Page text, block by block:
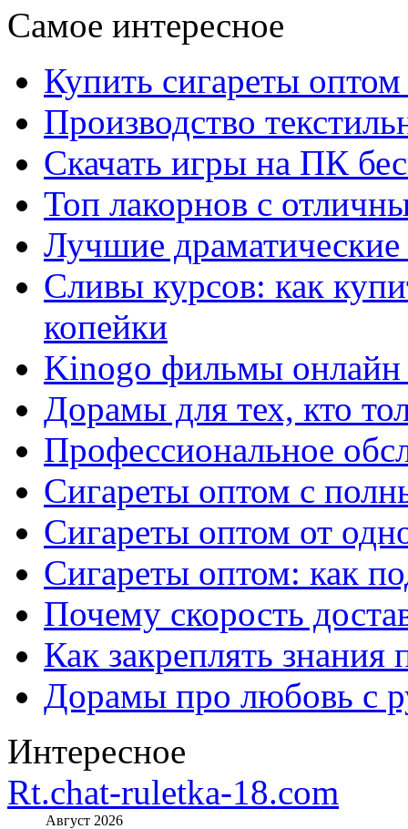
Самое интересное
Купить сигареты
Производство
Скачать игры на ПК
Топ лакорнов с
Лучшие
Сливы курсов: как
копейки
Kinogo фильмы онлайн
Дорамы для тех, кто
Профессиональное
Сигареты оптом с
Сигареты оптом от
Сигареты оптом: как
Почему скорость
Как закреплять знания
Дорамы про любовь с
Интересное
Rt.chat-ruletka-18.com
Август 2026